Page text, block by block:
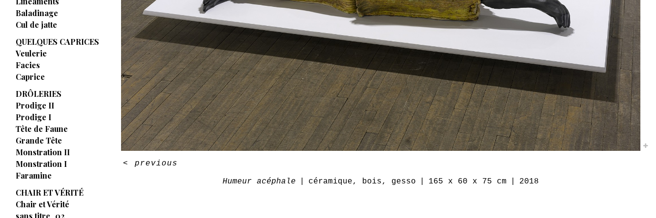
Baladinage
Cul de jatte
QUELQUES CAPRICES
Veulerie
Facies
Caprice
DRÔLERIES
Prodige II
Prodige I
Tête de Faune
Grande Tête
Monstration II
Monstration I
Faramine
CHAIR ET VÉRITÉ
Chair et Vérité
sans titre_02
Humeur acéphale céramique, bois, gesso 165 x 60 x 75 cm 2018
< previous